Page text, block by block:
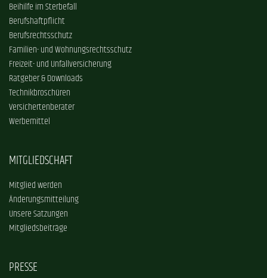
Beihilfe im Sterbefall
Berufshaftpflicht
Berufsrechtsschutz
Familien- und Wohnungsrechtsschutz
Freizeit- und Unfallversicherung
Ratgeber & Downloads
Technikbroschüren
Versichertenberater
Werbemittel
MITGLIEDSCHAFT
Mitglied werden
Änderungsmitteilung
Unsere Satzungen
Mitgliedsbeiträge
PRESSE